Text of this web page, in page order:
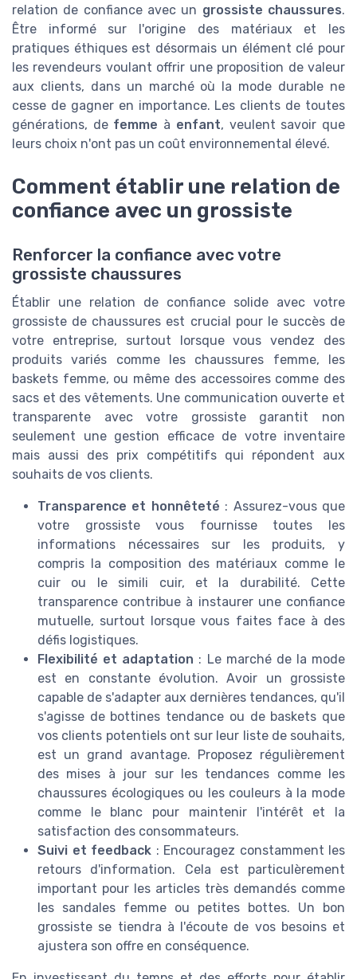
relation de confiance avec un grossiste chaussures.
Être informé sur l'origine des matériaux et les
pratiques éthiques est désormais un élément clé pour
les revendeurs voulant offrir une proposition de valeur
aux clients, dans un marché où la mode durable ne
cesse de gagner en importance. Les clients de toutes
générations, de femme à enfant, veulent savoir que
leurs choix n'ont pas un coût environnemental élevé.
Comment établir une relation de
confiance avec un grossiste
Renforcer la confiance avec votre
grossiste chaussures
Établir une relation de confiance solide avec votre
grossiste de chaussures est crucial pour le succès de
votre entreprise, surtout lorsque vous vendez des
produits variés comme les chaussures femme, les
baskets femme, ou même des accessoires comme des
sacs et des vêtements. Une communication ouverte et
transparente avec votre grossiste garantit non
seulement une gestion efficace de votre inventaire
mais aussi des prix compétitifs qui répondent aux
souhaits de vos clients.
Transparence et honnêteté : Assurez-vous que
votre grossiste vous fournisse toutes les
informations nécessaires sur les produits, y
compris la composition des matériaux comme le
cuir ou le simili cuir, et la durabilité. Cette
transparence contribue à instaurer une confiance
mutuelle, surtout lorsque vous faites face à des
défis logistiques.
Flexibilité et adaptation : Le marché de la mode
est en constante évolution. Avoir un grossiste
capable de s'adapter aux dernières tendances, qu'il
s'agisse de bottines tendance ou de baskets que
vos clients potentiels ont sur leur liste de souhaits,
est un grand avantage. Proposez régulièrement
des mises à jour sur les tendances comme les
chaussures écologiques ou les couleurs à la mode
comme le blanc pour maintenir l'intérêt et la
satisfaction des consommateurs.
Suivi et feedback : Encouragez constamment les
retours d'information. Cela est particulèrement
important pour les articles très demandés comme
les sandales femme ou petites bottes. Un bon
grossiste se tiendra à l'écoute de vos besoins et
ajustera son offre en conséquence.